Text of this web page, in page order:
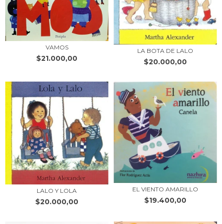
VAMOS
$21.000,00
LA BOTA DE LALO
$20.000,00
LALO Y LOLA
$20.000,00
EL VIENTO AMARILLO
$19.400,00